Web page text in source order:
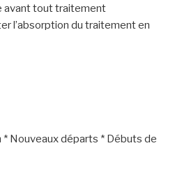
avant tout traitement
l’absorption du traitement en
* Nouveaux départs * Débuts de